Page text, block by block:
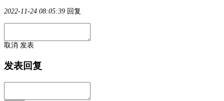
2022-11-24 08:05:39 回复
取消 发表
发表回复